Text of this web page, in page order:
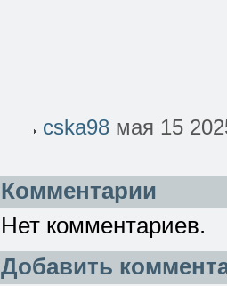
cska98 мая 15
Комментарии
Нет комментариев.
Добавить